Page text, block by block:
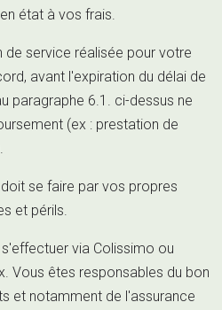
état à vos frais.
service réalisée pour votre
avant l'expiration du délai de
paragraphe 6.1. ci-dessus ne
(ex : prestation de
se faire par vos propres
et périls.
via Colissimo ou
Vous êtes responsables du bon
et notamment de l'assurance